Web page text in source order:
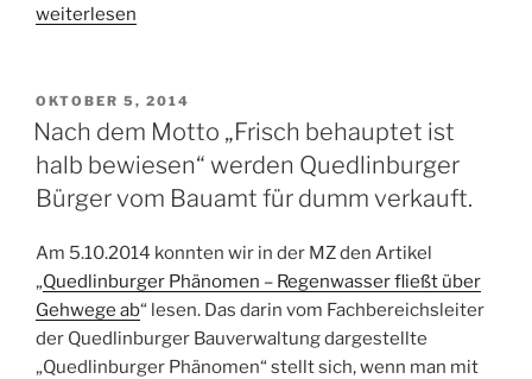
„Verwaltung
der
Quedlinburger
Bürger
Wünsche
des
Bürgerforums
zum
neuen
Jahr“
weiterlesen
VERÖFFENTLICHT
AM
OKTOBER 5, 2014
Nach dem Motto „Frisch behauptet ist
halb bewiesen“ werden Quedlinburger
Bürger vom Bauamt für dumm verkauft.
Am 5.10.2014 konnten wir in der MZ den Artikel
„Quedlinburger Phänomen – Regenwasser fließt über
Gehwege ab“ lesen. Das darin vom Fachbereichsleiter
der Quedlinburger Bauverwaltung dargestellte
„Quedlinburger Phänomen“ stellt sich, wenn man mit